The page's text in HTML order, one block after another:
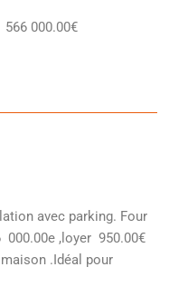
566 000.00€
avec parking. Four
000.00e ,loyer 950.00€
.Idéal pour